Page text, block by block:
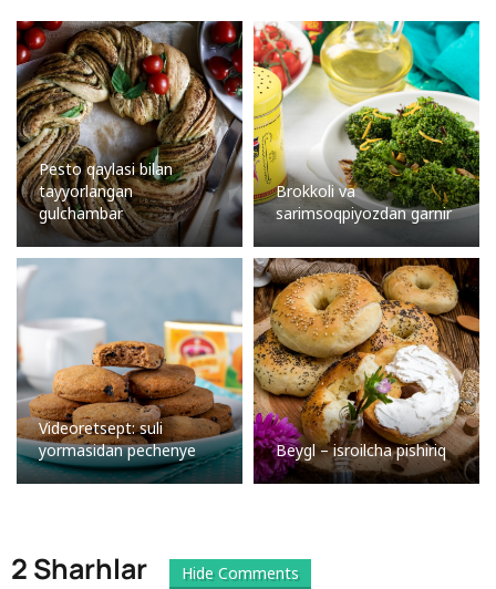
Pesto qaylasi bilan
tayyorlangan
gulchambar
Brokkoli va
sarimsoqpiyozdan garnir
Videoretsept: suli
yormasidan pechenye
Beygl – isroilcha pishiriq
2 Sharhlar Hide Comments